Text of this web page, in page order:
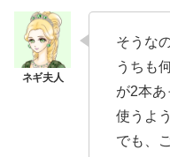
そうなの
うちも
が2本
使うよ
でも、